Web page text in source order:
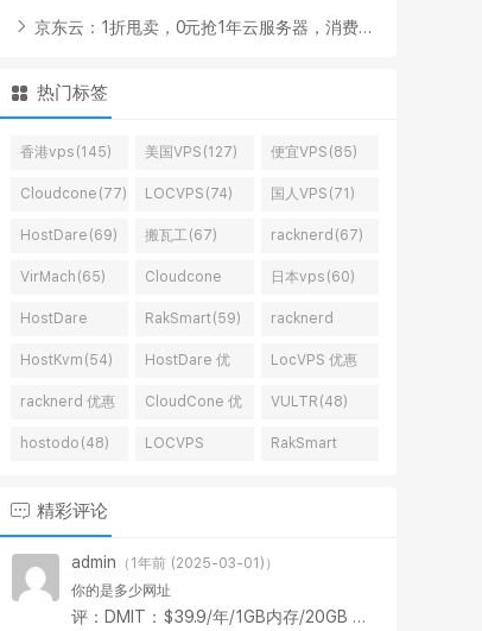
京东云 ： 1折甩卖 ， 0元抢1年云服务器 ， 消费...
热门标签
香港vps(145) 美国VPS(127) 便宜VPS(85)
Cloudcone(77) LOCVPS(74) 国人VPS(71)
HostDare(69) 搬瓦工(67) racknerd(67)
VirMach(65) Cloudcone
vps(65)
日本vps(60)
HostDare
vps(59)
RakSmart(59) racknerd
vps(58)
HostKvm(54) HostDare 优
惠码(53)
LocVPS 优惠
码(51)
racknerd 优惠
码(51)
CloudCone 优
惠码(50)
VULTR(48)
hostodo(48) LOCVPS RakSmart
精彩评论
admin （1年前 (2025-03-01)）
你的是多少网址
评：DMIT：$39.9/年/1GB内存/20GB SSD空间/1TB流量/1Gbps端口/KVM/洛杉矶CMIN2/洛杉矶CN2 GIA/香港CN2 GIA